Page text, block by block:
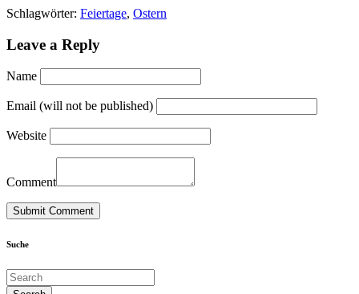
Schlagwörter: Feiertage, Ostern
Leave a Reply
Name
Email (will not be published)
Website
Comment
Suche